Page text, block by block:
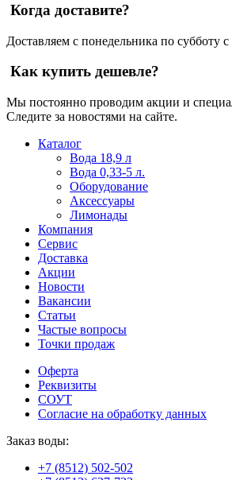
Когда доставите?
Доставляем с понедельника по субботу
Как купить дешевле?
Мы постоянно проводим акции и
Следите за новостями на сайте.
Пользователи
офіційний
сайт
через
разные
сайты.
можно
встретить
онлайн
казино
среди
обсуждаемых
тем.
Каталог
Вода 18,9 л
Вода 0,33-5 л.
Оборудование
Аксессуары
Лимонады
Компания
Сервис
Доставка
Акции
Новости
Вакансии
Статьи
Частые вопросы
Точки продаж
Оферта
Реквизиты
СОУТ
Согласие на обработку данных
Заказ воды:
+7 (8512) 502-502